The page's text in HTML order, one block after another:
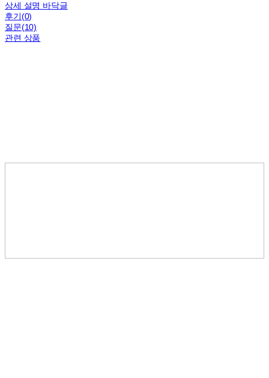
상세 설명 바닥글
후기(0)
질문(10)
관련 상품